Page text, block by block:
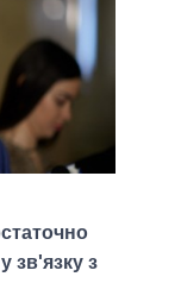
зв'язку з